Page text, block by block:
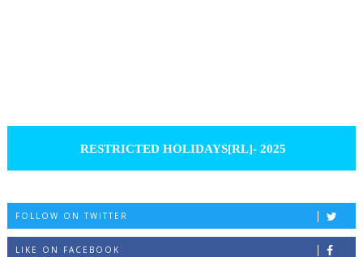
RESTRICTED HOLIDAYS[RL]- 2025
FOLLOW ON TWITTER
LIKE ON FACEBOOK